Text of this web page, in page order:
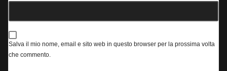
Salva il mio nome, email e sito web in questo browser per la prossima volta
che commento.